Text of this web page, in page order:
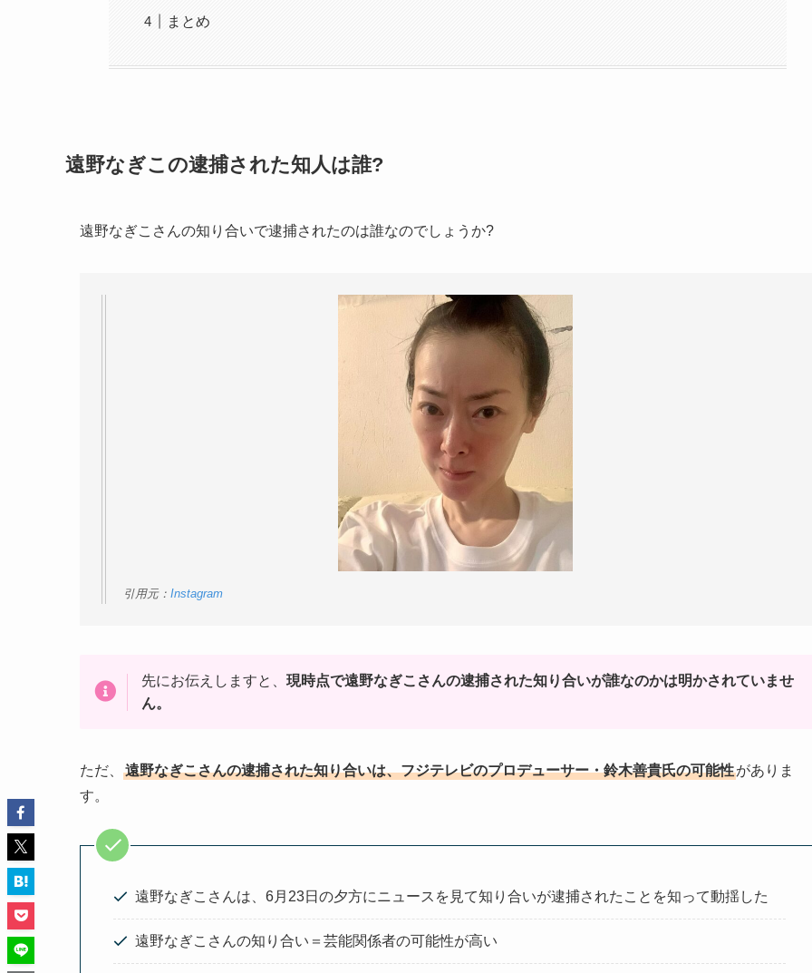
まとめ
遠野なぎこの逮捕された知人は誰?
遠野なぎこさんの知り合いで逮捕されたのは誰なのでしょうか?
引用元： Instagram
先にお伝えしますと、 現時点で遠野なぎこさんの逮捕された知り合いが誰なのかは明かされていませ
ん。
ただ、 遠野なぎこさんの逮捕された知り合いは、フジテレビのプロデューサー・鈴木善貴氏の可能性がありま
す。
遠野なぎこさんは、6月23日の夕方にニュースを見て知り合いが逮捕されたことを知って動揺した
遠野なぎこさんの知り合い＝芸能関係者の可能性が高い